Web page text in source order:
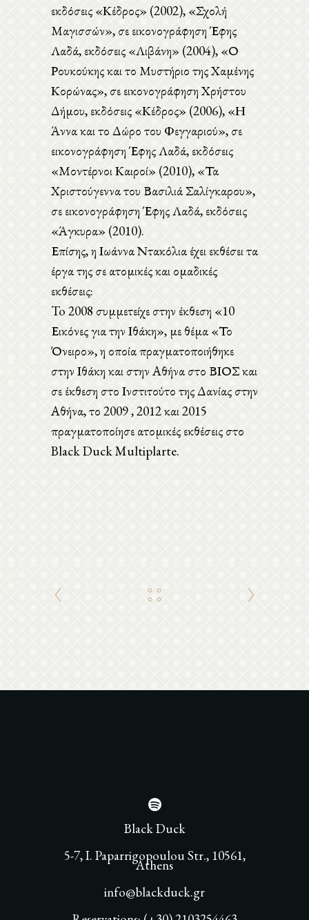
εκδόσεις «Κέδρος» (2002), «Σχολή
Μαγισσών», σε εικονογράφηση Έφης
Λαδά, εκδόσεις «Λιβάνη» (2004), «Ο
Ρουκούκης και το Μυστήριο της Χαμένης
Κορώνας», σε εικονογράφηση Χρήστου
Δήμου, εκδόσεις «Κέδρος» (2006), «Η
Άννα και το Δώρο του Φεγγαριού», σε
εικονογράφηση Έφης Λαδά, εκδόσεις
«Μοντέρνοι Καιροί» (2010), «Τα
Χριστούγεννα του Βασιλιά Σαλίγκαρου»,
σε εικονογράφηση Έφης Λαδά, εκδόσεις
«Άγκυρα» (2010).
Επίσης, η Ιωάννα Ντακόλια έχει εκθέσει τα
έργα της σε ατομικές και ομαδικές
εκθέσεις:
To 2008 συμμετείχε στην έκθεση «10
Εικόνες για την Ιθάκη», με θέμα «Το
Όνειρο», η οποία πραγματοποιήθηκε
στην Ιθάκη και στην Αθήνα στο ΒΙΟΣ και
σε έκθεση στο Ινστιτούτο της Δανίας στην
Αθήνα, το 2009 , 2012 και 2015
πραγματοποίησε ατομικές εκθέσεις στο
Black Duck Multiplarte.
Black Duck
5-7, I. Paparrigopoulou Str., 10561,
Athens
info@blackduck.gr